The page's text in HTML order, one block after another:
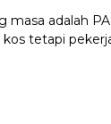
adalah
tetapi